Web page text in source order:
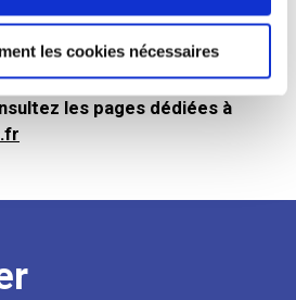
les cookies nécessaires
dernière 3 015 sans-abri
la hausse de leur nombre est
personnes, soit 16 %.
les pages dédiées à